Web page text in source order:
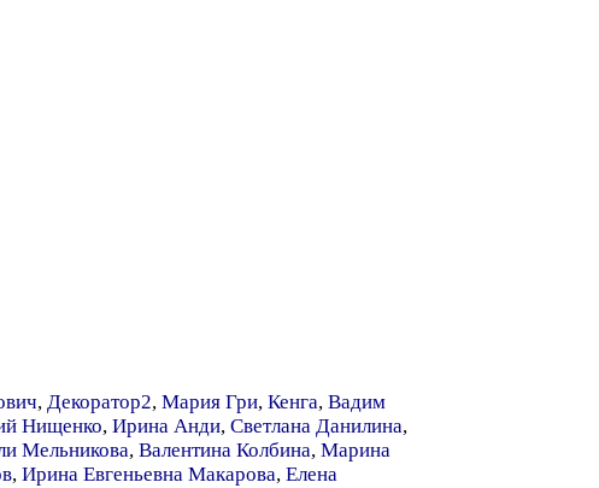
, Декоратор2, Мария Гри, Кенга, Вадим
Нищенко, Ирина Анди, Светлана Данилина,
Мельникова, Валентина Колбина, Марина
, Ирина Евгеньевна Макарова, Елена